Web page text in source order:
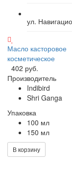
ул.
Масло касторовое
косметическое
402 руб.
Производитель
Indibird
Shri Ganga
Упаковка
100 мл
150 мл
В корзину